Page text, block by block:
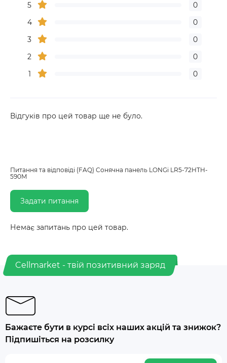
5
0
4
0
3
0
2
0
1
0
Відгуків про цей товар ще не було.
Питання та відповіді (FAQ) Сонячна панель LONGi LR5-72HTH-
590M
Задати питання
Немає запитань про цей товар.
Cellmarket - твій позитивний заряд
Бажаєте бути в курсі всіх наших акцій та знижок?
Підпишіться на розсилку